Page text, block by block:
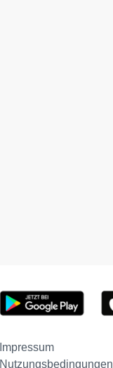
Impressum
Nutzungsbedingungen